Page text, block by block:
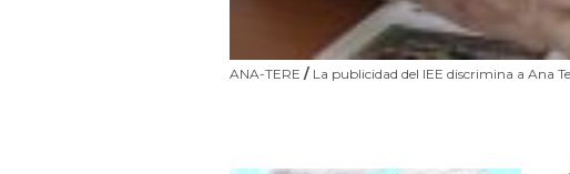
ANA-TERE / La publicidad del IEE discrimina a Ana